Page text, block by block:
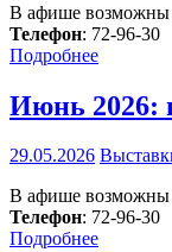
В афише возможны
Телефон: 72-96-30
Подробнее
Июнь 2026:
29.05.2026
В афише возможны
Телефон: 72-96-30
Подробнее